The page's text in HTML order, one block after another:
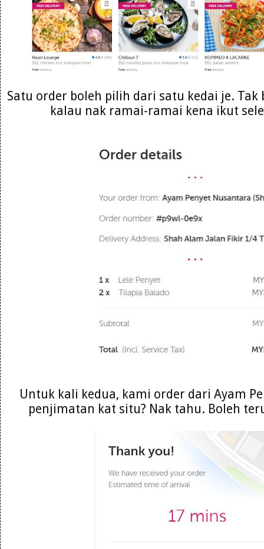
Satu order boleh pilih dari satu kedai je. Tak
kalau nak ramai-ramai kena ikut
Untuk kali kedua, kami order dari Ayam
penjimatan kat situ? Nak tahu. Boleh